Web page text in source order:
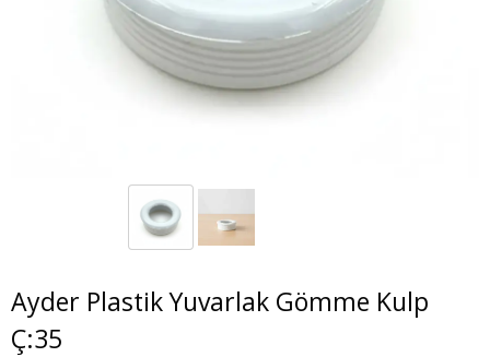
Ayder Plastik Yuvarlak Gömme Kulp
Ç:35